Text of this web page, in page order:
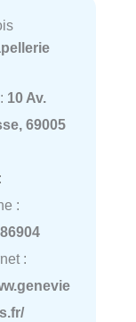
10 Av.
69005
:
: